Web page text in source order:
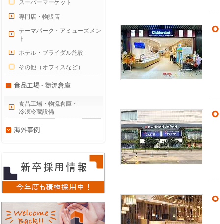
スーパーマーケット
専門店・物販店
テーマパーク・アミューズメン
ト
ホテル・ブライダル施設
その他（オフィスなど）
食品工場・物流倉庫・
冷凍冷蔵設備